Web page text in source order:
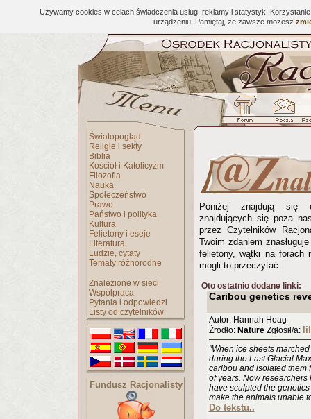
Używamy cookies w celach świadczenia usług, reklamy i statystyk.
urządzeniu. Pamiętaj, że zawsze możesz
Światopogląd
Religie i sekty
Biblia
Kościół i Katolicyzm
Filozofia
Nauka
Społeczeństwo
Prawo
Państwo i polityka
Kultura
Felietony i eseje
Literatura
Ludzie, cytaty
Tematy różnorodne
Znalezione w sieci
Współpraca
Pytania i odpowiedzi
Listy od czytelników
Fundusz Racjonalisty
Poniżej znajdują się
znajdujących się poza
przez Czytelników
Twoim zdaniem
felietony, wątki na forach
mogli to przeczytać.
Oto ostatnio dodane linki:
Caribou genetics
Autor: Hannah Hoag
Źrodło: NatureZgłosił/a:
"When ice sheets
during the Last Glacial
caribou and isolated them
of years. Now
have sculpted the
make the animals unable
Do tekstu..